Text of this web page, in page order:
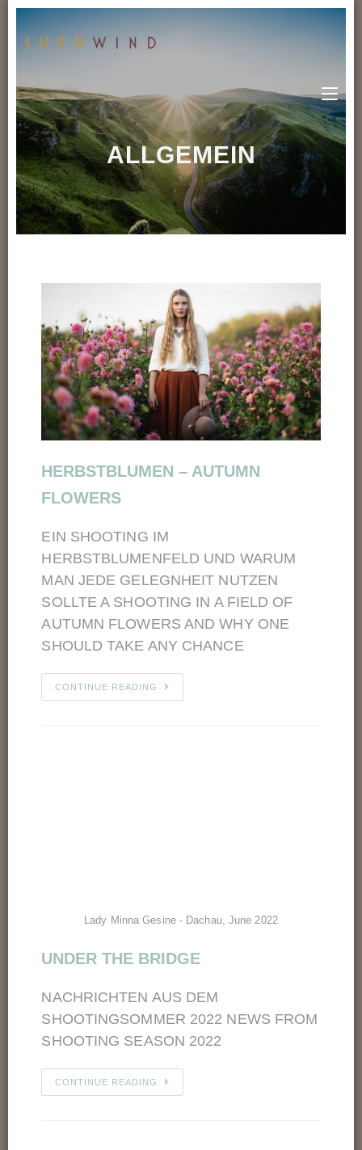
ALLGEMEIN
HERBSTBLUMEN – AUTUMN
FLOWERS
EIN SHOOTING IM
HERBSTBLUMENFELD UND WARUM
MAN JEDE GELEGNHEIT NUTZEN
SOLLTE A SHOOTING IN A FIELD OF
AUTUMN FLOWERS AND WHY ONE
SHOULD TAKE ANY CHANCE
CONTINUE READING
Lady Minna Gesine - Dachau, June 2022
UNDER THE BRIDGE
NACHRICHTEN AUS DEM
SHOOTINGSOMMER 2022 NEWS FROM
SHOOTING SEASON 2022
CONTINUE READING